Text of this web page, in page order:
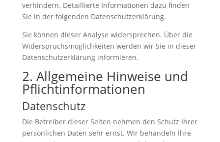
verhindern. Detaillierte Informationen dazu finden
Sie in der folgenden Datenschutzerklärung.
Sie können dieser Analyse widersprechen. Über die
Widerspruchsmöglichkeiten werden wir Sie in dieser
Datenschutzerklärung informieren.
2. Allgemeine Hinweise und
Pflichtinformationen
Datenschutz
Die Betreiber dieser Seiten nehmen den Schutz Ihrer
persönlichen Daten sehr ernst. Wir behandeln Ihre